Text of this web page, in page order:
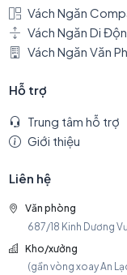
Vách Ngăn
Vách Ngăn Di
Vách Ngăn Văn
Hỗ trợ
Trung tâm hỗ trợ
Giới thiệu
Liên hệ
Văn phòng
687/18 Kinh Dương
Kho/xưởng
(gần vòng xoay An